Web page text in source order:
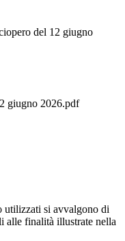
del 12 giugno
giugno 2026.pdf
utilizzati si avvalgono di
alle finalità illustrate nella